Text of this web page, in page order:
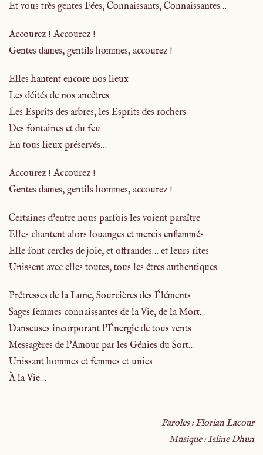
Et vous très gentes Fées, Connaissants, Connaissantes…
Accourez ! Accourez !
Gentes dames, gentils hommes, accourez !
Elles hantent encore nos lieux
Les déités de nos ancêtres
Les Esprits des arbres, les Esprits des rochers
Des fontaines et du feu
En tous lieux préservés…
Accourez ! Accourez !
Gentes dames, gentils hommes, accourez !
Certaines d'entre nous parfois les voient paraître
Elles chantent alors louanges et mercis enflammés
Elle font cercles de joie, et offrandes… et leurs rites
Unissent avec elles toutes, tous les êtres authentiques.
Prêtresses de la Lune, Sourcières des Éléments
Sages femmes connaissantes de la Vie, de la Mort…
Danseuses incorporant l'Énergie de tous vents
Messagères de l'Amour par les Génies du Sort…
Unissant hommes et femmes et unies
À la Vie…
Paroles : Florian Lacour
Musique : Isline Dhun